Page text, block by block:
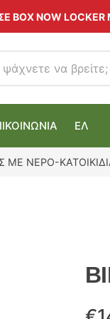
NOW LOCKER
ΕΛ
ΜΕ ΝΕΡΟ-